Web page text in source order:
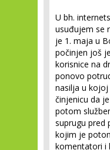
U bh.
usuđujem se
je 1. maja u
počinjen još
korisnice na
ponovo
nasilja u kojoj
činjenicu da
potom
suprugu pred
kojim je
komentatori i